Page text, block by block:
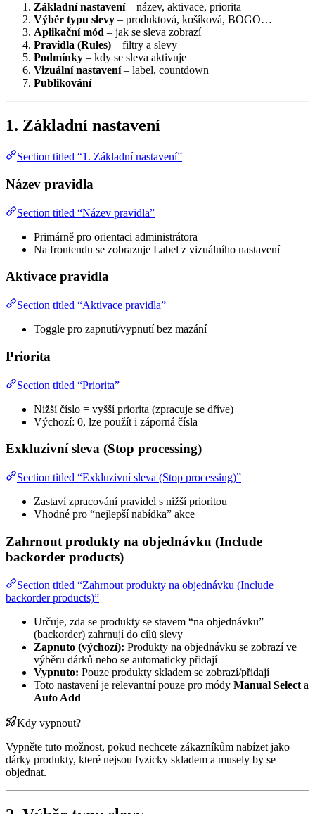
Základní nastavení– název, aktivace, priorita
Výběr typu slevy – produktová, košíková, BOGO…
Aplikační mód – jak se sleva zobrazí
Pravidla (Rules) – filtry a slevy
Podmínky – kdy se sleva aktivuje
Vizuální nastavení– label, countdown
Publikování
1. Základní nastavení
Section titled “1. Základní nastavení”
Název pravidla
Section titled “Název pravidla”
Primárně pro orientaci administrátora
Na frontendu se zobrazuje Label z vizuálního nastavení
Aktivace pravidla
Section titled “Aktivace pravidla”
Toggle pro zapnutí/vypnutí bez mazání
Priorita
Section titled “Priorita”
Nižší číslo = vyšší priorita (zpracuje se dříve)
Výchozí: 0, lze použít i záporná čísla
Exkluzivní sleva (Stop processing)
Section titled “Exkluzivní sleva (Stop processing)”
Zastaví zpracování pravidel s nižší prioritou
Vhodné pro “nejlepší nabídka” akce
Zahrnout produkty na objednávku (Include
backorder products)
Section titled “Zahrnout produkty na objednávku (Include
backorder products)”
Určuje, zda se produkty se stavem “na objednávku”
(backorder) zahrnují do cílů slevy
Zapnuto (výchozí): Produkty na objednávku se zobrazí ve
výběru dárků nebo se automaticky přidají
Vypnuto: Pouze produkty skladem se zobrazí/přidají
Toto nastavení je relevantní pouze pro módy Manual Selecta
Auto Add
Kdy vypnout?
Vypněte tuto možnost, pokud nechcete zákazníkům nabízet jako
dárky produkty, které nejsou fyzicky skladem a musely by se
objednat.